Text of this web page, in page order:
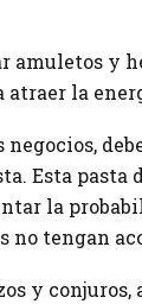
amuletos y
la
Esta
la
no tengan
y